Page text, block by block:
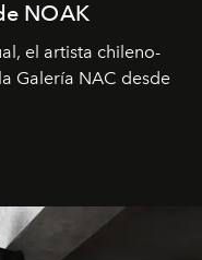
NOAK
el artista chileno-
Galería NAC desde